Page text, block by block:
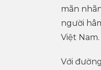
mãn
người
Việt Nam.
Với